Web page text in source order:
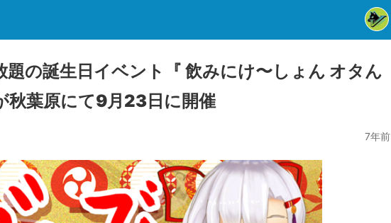
題の誕生日イベント『 飲みにけ〜しょん オタん
秋葉原にて9月23日に開催
7年前